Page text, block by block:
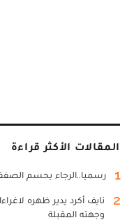
المقالات الأكثر قراءة
1 رسميا..الرجاء يحسم
2
نايف أكرد يدير ظهره
وجهته المقبلة